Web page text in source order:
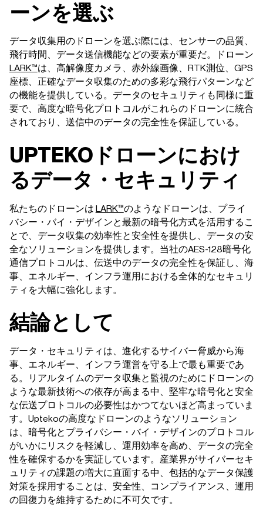
ーンを選ぶ
データ収集用のドローンを選ぶ際には、センサーの品質、
飛行時間、データ送信機能などの要素が重要だ。ドローン
LARK™は、高解像度カメラ、赤外線画像、RTK測位、GPS
座標、正確なデータ収集のための多彩な飛行パターンなど
の機能を提供している。データのセキュリティも同様に重
要で、高度な暗号化プロトコルがこれらのドローンに統合
されており、送信中のデータの完全性を保証している。
UPTEKOドローンにおけ
るデータ・セキュリティ
私たちのドローンは LARK™のようなドローンは、プライ
バシー・バイ・デザインと最新の暗号化方式を活用するこ
とで、データ収集の効率性と安全性を提供し、データの安
全なソリューションを提供します。当社のAES-128暗号化
通信プロトコルは、伝送中のデータの完全性を保証し、海
事、エネルギー、インフラ運用における全体的なセキュリ
ティを大幅に強化します。
結論として
データ・セキュリティは、進化するサイバー脅威から海
事、エネルギー、インフラ運営を守る上で最も重要であ
る。リアルタイムのデータ収集と監視のためにドローンの
ような最新技術への依存が高まる中、堅牢な暗号化と安全
な伝送プロトコルの必要性はかつてないほど高まっていま
す。Uptekoの高度なドローンのようなソリューション
は、暗号化とプライバシー・バイ・デザインのプロトコル
がいかにリスクを軽減し、運用効率を高め、データの完全
性を確保するかを実証しています。産業界がサイバーセキ
ュリティの課題の増大に直面する中、包括的なデータ保護
対策を採用することは、安全性、コンプライアンス、運用
の回復力を維持するために不可欠です。